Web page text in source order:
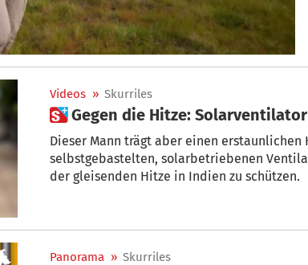
Videos » Skurriles
 Gegen die Hitze:
Dieser Mann trägt aber einen erstaunlichen
selbstgebastelten, solarbetriebenen
der gleisenden Hitze in Indien zu schützen.
Panorama » Skurriles